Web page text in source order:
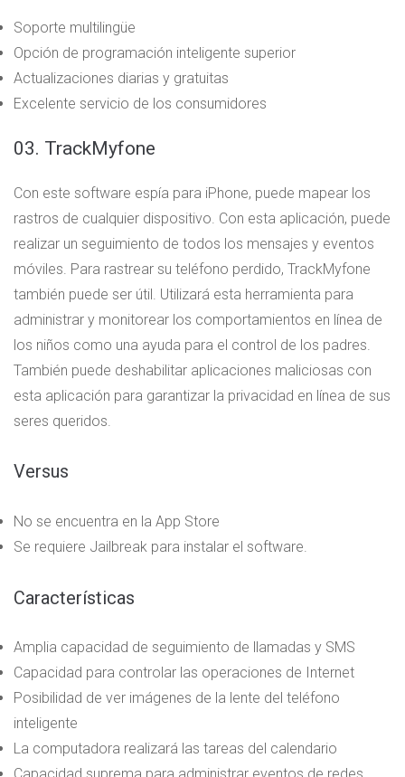
Soporte multilingüe
Opción de programación inteligente superior
Actualizaciones diarias y gratuitas
Excelente servicio de los consumidores
03. TrackMyfone
Con este software espía para iPhone, puede mapear los
rastros de cualquier dispositivo. Con esta aplicación, puede
realizar un seguimiento de todos los mensajes y eventos
móviles. Para rastrear su teléfono perdido, TrackMyfone
también puede ser útil. Utilizará esta herramienta para
administrar y monitorear los comportamientos en línea de
los niños como una ayuda para el control de los padres.
También puede deshabilitar aplicaciones maliciosas con
esta aplicación para garantizar la privacidad en línea de sus
seres queridos.
Versus
No se encuentra en la App Store
Se requiere Jailbreak para instalar el software.
Características
Amplia capacidad de seguimiento de llamadas y SMS
Capacidad para controlar las operaciones de Internet
Posibilidad de ver imágenes de la lente del teléfono
inteligente
La computadora realizará las tareas del calendario